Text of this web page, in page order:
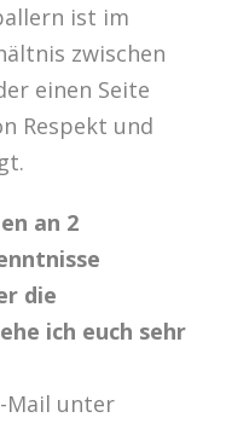
ist im
zwischen
einen Seite
Respekt und
an 2
die
ich euch sehr
Mail unter